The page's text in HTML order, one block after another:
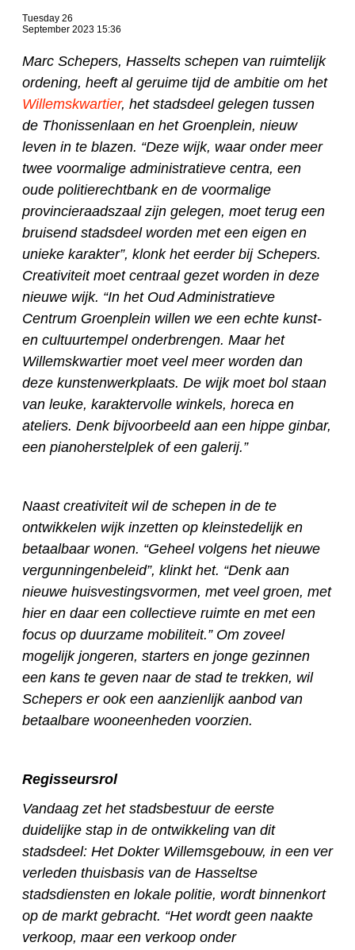
Tuesday 26
September 2023 15:36
Marc Schepers, Hasselts schepen van ruimtelijk
ordening, heeft al geruime tijd de ambitie om het
Willemskwartier, het stadsdeel gelegen tussen
de Thonissenlaan en het Groenplein, nieuw
leven in te blazen. “Deze wijk, waar onder meer
twee voormalige administratieve centra, een
oude politierechtbank en de voormalige
provincieraadszaal zijn gelegen, moet terug een
bruisend stadsdeel worden met een eigen en
unieke karakter”, klonk het eerder bij Schepers.
Creativiteit moet centraal gezet worden in deze
nieuwe wijk. “In het Oud Administratieve
Centrum Groenplein willen we een echte kunst-
en cultuurtempel onderbrengen. Maar het
Willemskwartier moet veel meer worden dan
deze kunstenwerkplaats. De wijk moet bol staan
van leuke, karaktervolle winkels, horeca en
ateliers. Denk bijvoorbeeld aan een hippe ginbar,
een pianoherstelplek of een galerij.”
Naast creativiteit wil de schepen in de te
ontwikkelen wijk inzetten op kleinstedelijk en
betaalbaar wonen. “Geheel volgens het nieuwe
vergunningenbeleid”, klinkt het. “Denk aan
nieuwe huisvestingsvormen, met veel groen, met
hier en daar een collectieve ruimte en met een
focus op duurzame mobiliteit.” Om zoveel
mogelijk jongeren, starters en jonge gezinnen
een kans te geven naar de stad te trekken, wil
Schepers er ook een aanzienlijk aanbod van
betaalbare wooneenheden voorzien.
Regisseursrol
Vandaag zet het stadsbestuur de eerste
duidelijke stap in de ontwikkeling van dit
stadsdeel: Het Dokter Willemsgebouw, in een ver
verleden thuisbasis van de Hasseltse
stadsdiensten en lokale politie, wordt binnenkort
op de markt gebracht. “Het wordt geen naakte
verkoop, maar een verkoop onder